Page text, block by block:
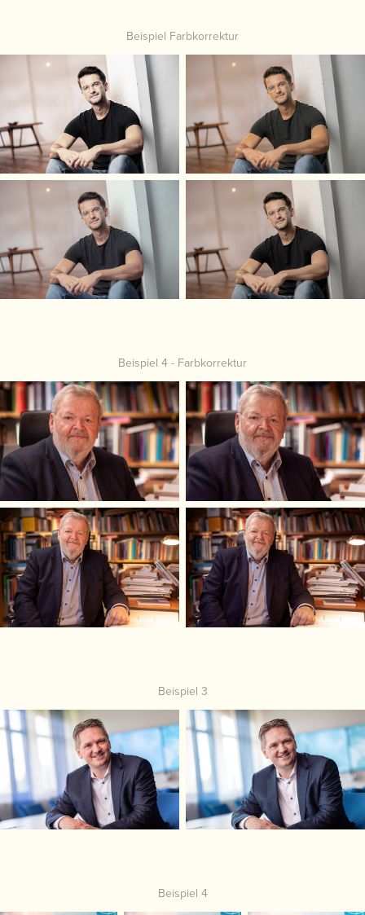
Beispiel Farbkorrektur
Beispiel 4 - Farbkorrektur
Beispiel 3
Beispiel 4